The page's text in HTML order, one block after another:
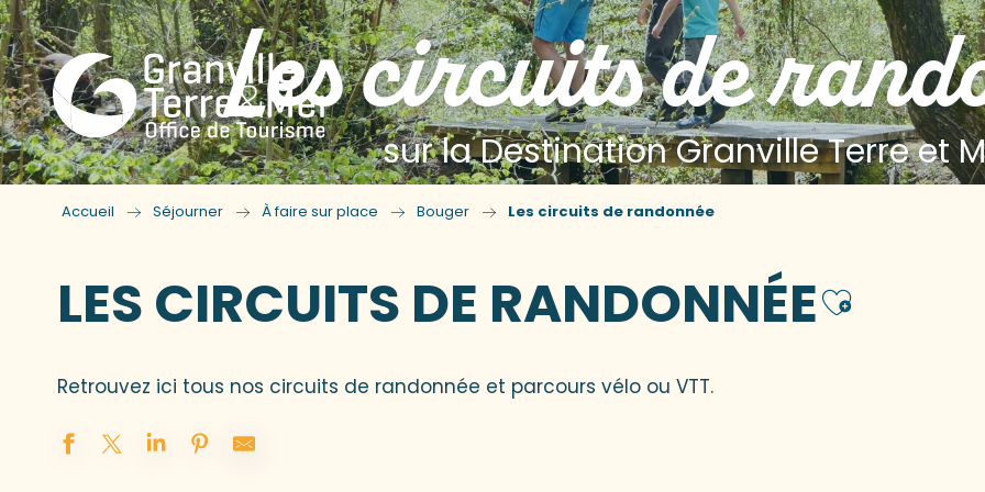
Les circuits de
sur la Destination Granville Terre et
Accueil Séjourner À faire sur place Bouger Les circuits de randonnée
LES CIRCUITS DE RANDONNÉE
Retrouvez ici tous nos circuits de randonnée et parcours vélo ou VTT.